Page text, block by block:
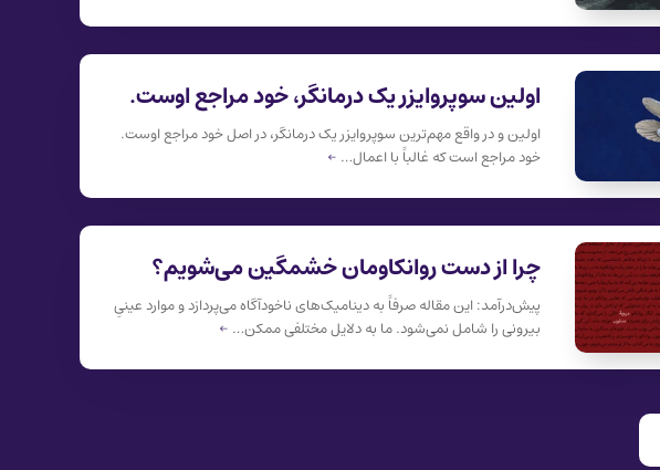
اولین سوپروایزر یک درمانگر، خود مراجع اوست.
اولین و در واقع مهم‌ترین سوپروایزر یک درمانگر، در اصل خود مراجع اوست.
خود مراجع است که غالباً با اعمال… ←
چرا از دست روانکاومان خشمگین می‌شویم؟
پیش‌درآمد: این مقاله صرفاً به دینامیک‌های ناخودآگاه می‌پردازد و موارد عینیِ
بیرونی را شامل نمی‌شود. ما به دلایل مختلفی ممکن… ←